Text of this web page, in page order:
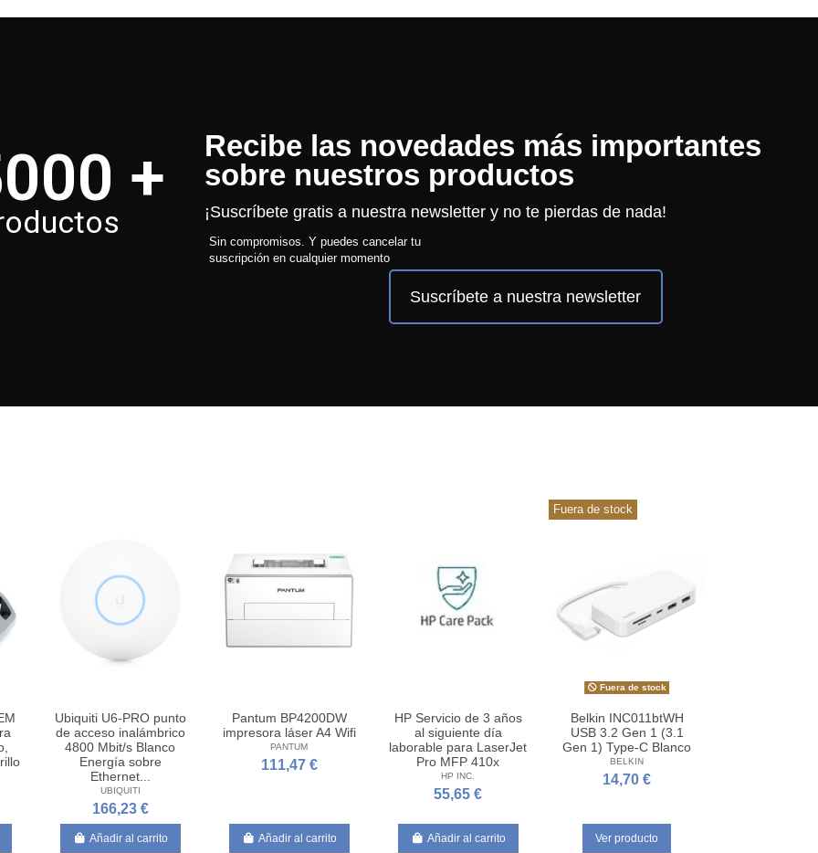
+
Recibe las novedades más importantes
sobre nuestros productos
¡Suscríbete gratis a nuestra newsletter y no te pierdas de nada!
Sin compromisos. Y puedes cancelar tu
suscripción en cualquier momento
Suscríbete a nuestra newsletter
Ubiquiti U6-PRO punto
de acceso inalámbrico
4800 Mbit/s Blanco
Energía sobre
Ethernet...
UBIQUITI
166,23 €
Añadir al carrito
Pantum BP4200DW
impresora láser A4 Wifi
PANTUM
111,47 €
Añadir al carrito
HP Servicio de 3 años
al siguiente día
laborable para LaserJet
Pro MFP 410x
HP INC.
55,65 €
Añadir al carrito
Fuera de stock
Fuera de stock
Belkin INC011btWH
USB 3.2 Gen 1 (3.1
Gen 1) Type-C Blanco
BELKIN
14,70 €
Ver producto